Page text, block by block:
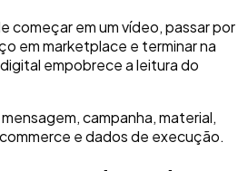
começar em um vídeo, passar por
em marketplace e terminar na
empobrece a leitura do
campanha, material,
e dados de execução.